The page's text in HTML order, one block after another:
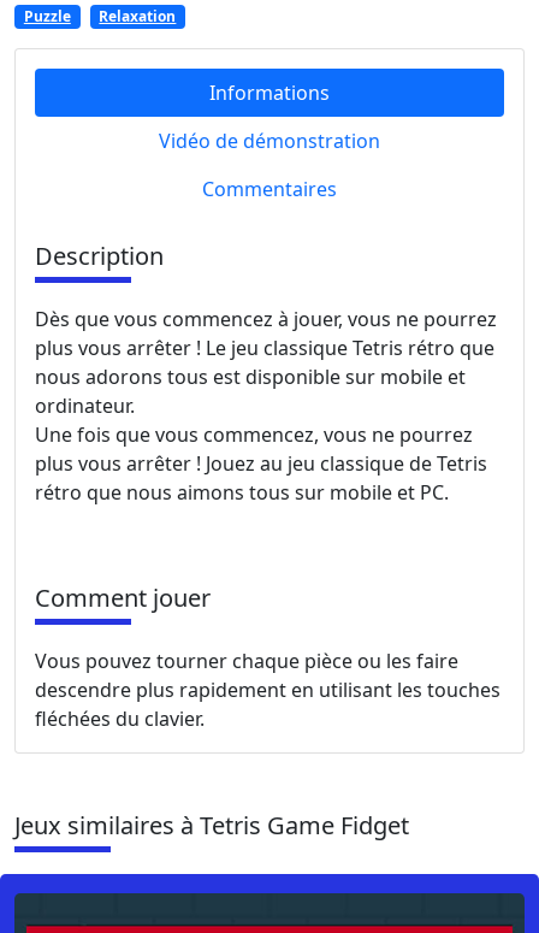
Puzzle Relaxation
Informations
Vidéo de démonstration
Commentaires
Description
Dès que vous commencez à jouer, vous ne pourrez
plus vous arrêter ! Le jeu classique Tetris rétro que
nous adorons tous est disponible sur mobile et
ordinateur.
Une fois que vous commencez, vous ne pourrez
plus vous arrêter ! Jouez au jeu classique de Tetris
rétro que nous aimons tous sur mobile et PC.
Comment jouer
Vous pouvez tourner chaque pièce ou les faire
descendre plus rapidement en utilisant les touches
fléchées du clavier.
Jeux similaires à Tetris Game Fidget